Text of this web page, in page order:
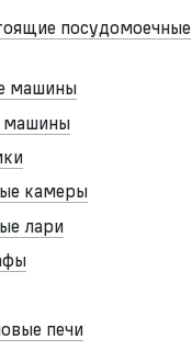
посудомоечные
машины
машины
камеры
лари
печи